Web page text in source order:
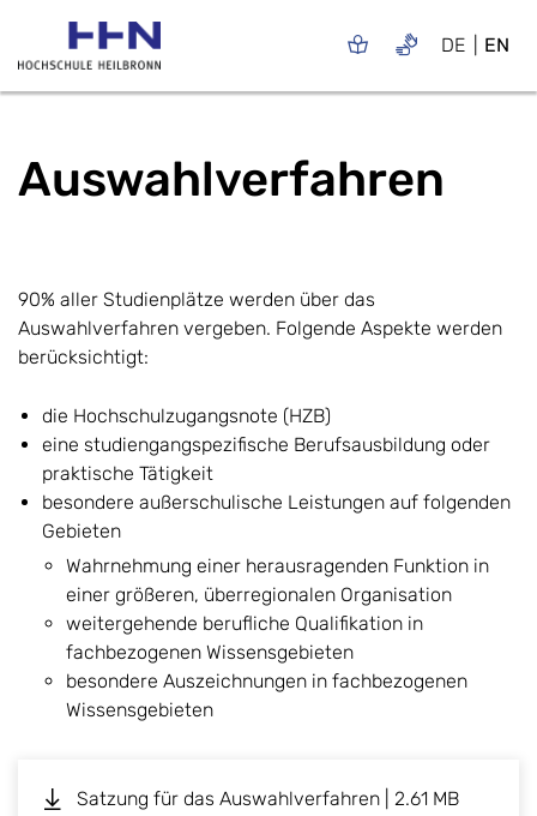
DE EN
Auswahlverfahren
90% aller Studienplätze werden über das
Auswahlverfahren vergeben. Folgende Aspekte werden
berücksichtigt:
die Hochschulzugangsnote (HZB)
eine studiengangspezifische Berufsausbildung oder
praktische Tätigkeit
besondere außerschulische Leistungen auf folgenden
Gebieten
Wahrnehmung einer herausragenden Funktion in
einer größeren, überregionalen Organisation
weitergehende berufliche Qualifikation in
fachbezogenen Wissensgebieten
besondere Auszeichnungen in fachbezogenen
Wissensgebieten
Satzung für das Auswahlverfahren | 2.61 MB